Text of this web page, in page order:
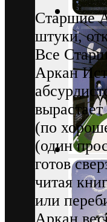
Старшие
штуки,
Все
Аркан
(по
(один
готов
читая
или